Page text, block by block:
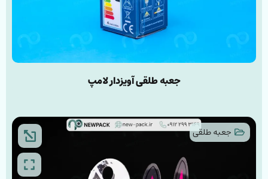
جعبه طلقی آویز‌دار لامپ
جعبه طلقی